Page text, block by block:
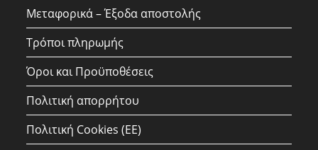
Μεταφορικά – Έξοδα αποστολής
Τρόποι πληρωμής
Όροι και Προϋποθέσεις
Πολιτική απορρήτου
Πολιτική Cookies (ΕΕ)